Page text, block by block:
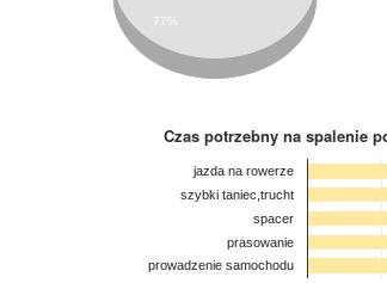
77%
Czas potrzebny na spalenie
jazda na rowerze
szybki taniec,trucht
spacer
prasowanie
prowadzenie samochodu